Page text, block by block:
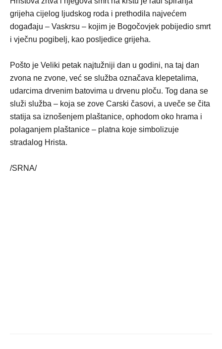
grijeha cijelog ljudskog roda i prethodila najvećem
događaju – Vaskrsu – kojim je Bogočovjek pobijedio smrt
i vječnu pogibelj, kao posljedice grijeha.
Pošto je Veliki petak najtužniji dan u godini, na taj dan
zvona ne zvone, već se služba označava klepetalima,
udarcima drvenim batovima u drvenu ploču. Tog dana se
služi služba – koja se zove Carski časovi, a uveče se čita
statija sa iznošenjem plaštanice, ophodom oko hrama i
polaganjem plaštanice – platna koje simbolizuje
stradalog Hrista.
/SRNA/